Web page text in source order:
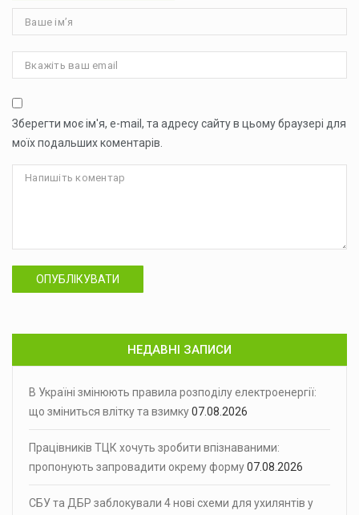
Зберегти моє ім'я, e-mail, та адресу сайту в цьому браузері для
моїх подальших коментарів.
ОПУБЛІКУВАТИ
НЕДАВНІ ЗАПИСИ
В Україні змінюють правила розподілу електроенергії:
що зміниться влітку та взимку07.08.2026
Працівників ТЦК хочуть зробити впізнаваними:
пропонують запровадити окрему форму07.08.2026
СБУ та ДБР заблокували 4 нові схеми для ухилянтів у